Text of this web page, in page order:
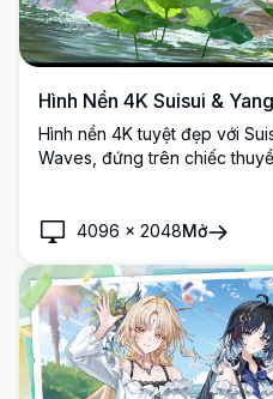
Hình Nền 4K Suisui &
Hình nền 4K tuyệt đẹp với
Waves, đứng trên chiếc
mục.
4096 × 2048Mở